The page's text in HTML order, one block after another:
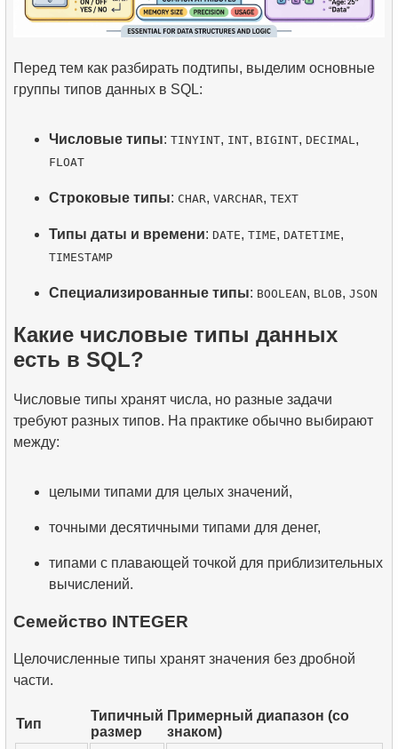
Перед тем как разбирать подтипы, выделим основные
группы типов данных в SQL:
Числовые типы: TINYINT, INT, BIGINT, DECIMAL ,
FLOAT
Строковые типы: CHAR, VARCHAR, TEXT
Типы даты и времени: DATE, TIME, DATETIME,
TIMESTAMP
Специализированные типы: BOOLEAN, BLOB, JSON
Какие числовые типы данных
есть в SQL?
Числовые типы хранят числа, но разные задачи
требуют разных типов. На практике обычно выбирают
между:
целыми типами для целых значений,
точными десятичными типами для денег,
типами с плавающей точкой для приблизительных
вычислений.
Семейство INTEGER
Целочисленные типы хранят значения без дробной
части.
Тип
Типичный
размер
Примерный диапазон (со
знаком)